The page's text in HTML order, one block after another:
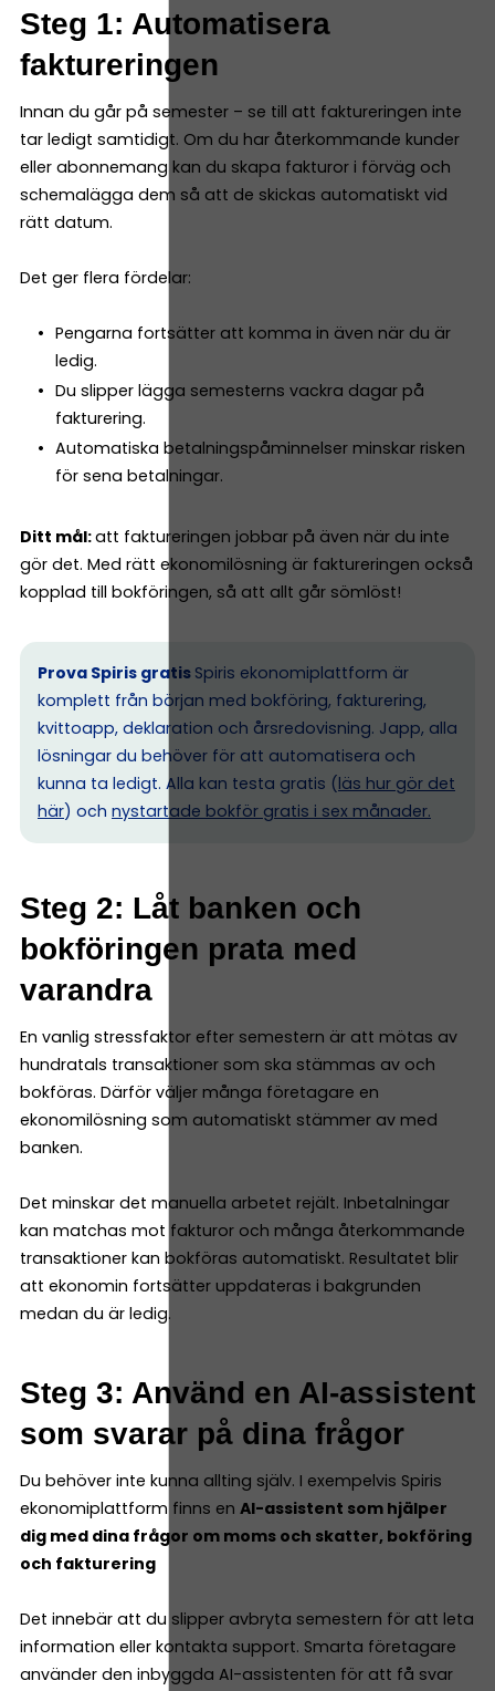
Steg 1: Automatisera
faktureringen
Innan du går på semester – se till att faktureringen inte
tar ledigt samtidigt. Om du har återkommande kunder
eller abonnemang kan du skapa fakturor i förväg och
schemalägga dem så att de skickas automatiskt vid
rätt datum.
Det ger flera fördelar:
Pengarna fortsätter att komma in även när du är
ledig.
Du slipper lägga semesterns vackra dagar på
fakturering.
Automatiska betalningspåminnelser minskar risken
för sena betalningar.
Ditt mål:att faktureringen jobbar på även när du inte
gör det. Med rätt ekonomilösning är faktureringen också
kopplad till bokföringen, så att allt går sömlöst!
Prova Spiris gratis Spiris ekonomiplattform är
komplett från början med bokföring, fakturering,
kvittoapp, deklaration och årsredovisning. Japp, alla
lösningar du behöver för att automatisera och
kunna ta ledigt. Alla kan testa gratis (läs hur gör det
här) och nystartade bokför gratis i sex månader.
Steg 2: Låt banken och
bokföringen prata med
varandra
En vanlig stressfaktor efter semestern är att mötas av
hundratals transaktioner som ska stämmas av och
bokföras. Därför väljer många företagare en
ekonomilösning som automatiskt stämmer av med
banken.
Det minskar det manuella arbetet rejält. Inbetalningar
kan matchas mot fakturor och många återkommande
transaktioner kan bokföras automatiskt. Resultatet blir
att ekonomin fortsätter uppdateras i bakgrunden
medan du är ledig.
Steg 3: Använd en AI-assistent
som svarar på dina frågor
Du behöver inte kunna allting själv. I exempelvis Spiris
ekonomiplattform finns en AI-assistent som hjälper
dig med dina frågor om moms och skatter, bokföring
och fakturering
Det innebär att du slipper avbryta semestern för att leta
information eller kontakta support. Smarta företagare
använder den inbyggda AI-assistenten för att få svar